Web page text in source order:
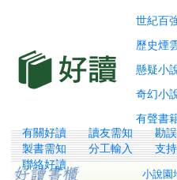
世紀百
歷史煙
懸疑小
奇幻小
有聲書
有關好讀 讀友需知
勘
製書需知
分工輸入
支
聯絡好讀
小說園